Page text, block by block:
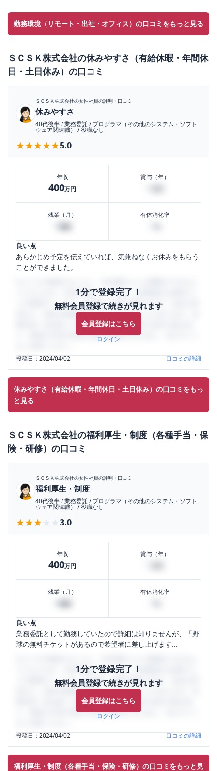
勤務環境（リモート・出社・オフィス）の口コミをもっと見る
ＳＣＳＫ株式会社の休みやすさ（有給休暇・年間休
日・土日休み） の口コミ
ＳＣＳＫ株式会社の女性社員の評判・口コミ
休みやすさ
40代後半/業務委託/プログラマ（その他のシステム・ソフト
ウェア関連職）/役職なし
★★★★★
★★★★★5.0
年収
400万円
賞与（年）
残業（月） 有休消化率
良い点
あらかじめ予定を伝えていれば、気兼ねなくお休みをもらう
ことができました。
1分で登録完了！
無料会員登録で続きが見れます
会員登録はこちら
ログイン
うになります。SHEHUB(シーハブ)は、女性限定の企業口コ
ミの投稿サイトです。給与面・女性の働きやすさ・会社の評
判など、女性の転職は気にすべき点がたくさんあります。先
輩社員（元社員）の口コミを通して、本当の会社の姿を知
り、将来の不安や現在の悩みを解消するために、ぜひサイト
投稿日：2024/04/02 口コミの詳細
休みやすさ（有給休暇・年間休日・土日休み）の口コミをもっ
と見る
ＳＣＳＫ株式会社の福利厚生・制度（各種手当・保
険・研修） の口コミ
ＳＣＳＫ株式会社の女性社員の評判・口コミ
福利厚生・制度
40代後半/業務委託/プログラマ（その他のシステム・ソフト
ウェア関連職）/役職なし
★★★★★
★★★★★ 3.0
年収
400万円
賞与（年）
残業（月） 有休消化率
良い点
業務委託として勤務していたので詳細は知りませんが、「野
球の無料チケットがあるので希望者に差し上げます...
1分で登録完了！
無料会員登録で続きが見れます
会員登録はこちら
ログイン
うになります。SHEHUB(シーハブ)は、女性限定の企業口コ
ミの投稿サイトです。給与面・女性の働きやすさ・会社の評
判など、女性の転職は気にすべき点がたくさんあります。先
輩社員（元社員）の口コミを通して、本当の会社の姿を知
り、将来の不安や現在の悩みを解消するために、ぜひサイト
投稿日：2024/04/02 口コミの詳細
福利厚生・制度（各種手当・保険・研修）の口コミをもっと見